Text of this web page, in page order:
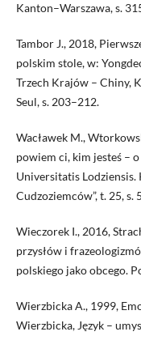
Kanton–Warszawa, s.
Tambor J., 2018,
polskim stole, w:
Trzech Krajów – Chiny,
Seul, s. 203–212.
Wacławek M.,
powiem ci, kim jesteś –
Universitatis Lodziensis.
Cudzoziemców”, t. 25, s.
Wieczorek I., 2016,
przysłów i
polskiego jako obcego.
Wierzbicka A., 1999,
Wierzbicka, Język –